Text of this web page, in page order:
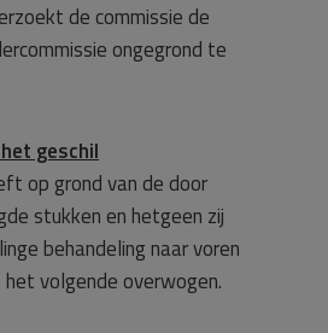
de commissie de
ongegrond te
geschil
op grond van de door
stukken en hetgeen zij
behandeling naar voren
volgende overwogen.